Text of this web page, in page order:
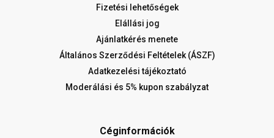
Fizetési lehetőségek
Elállási jog
Ajánlatkérés menete
Általános Szerződési Feltételek (ÁSZF)
Adatkezelési tájékoztató
Moderálási és 5% kupon szabályzat
Céginformációk